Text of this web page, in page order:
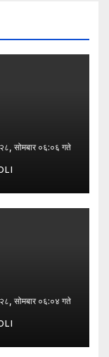
सोमबार ०६:०६ गते
सोमबार ०६:०४ गते